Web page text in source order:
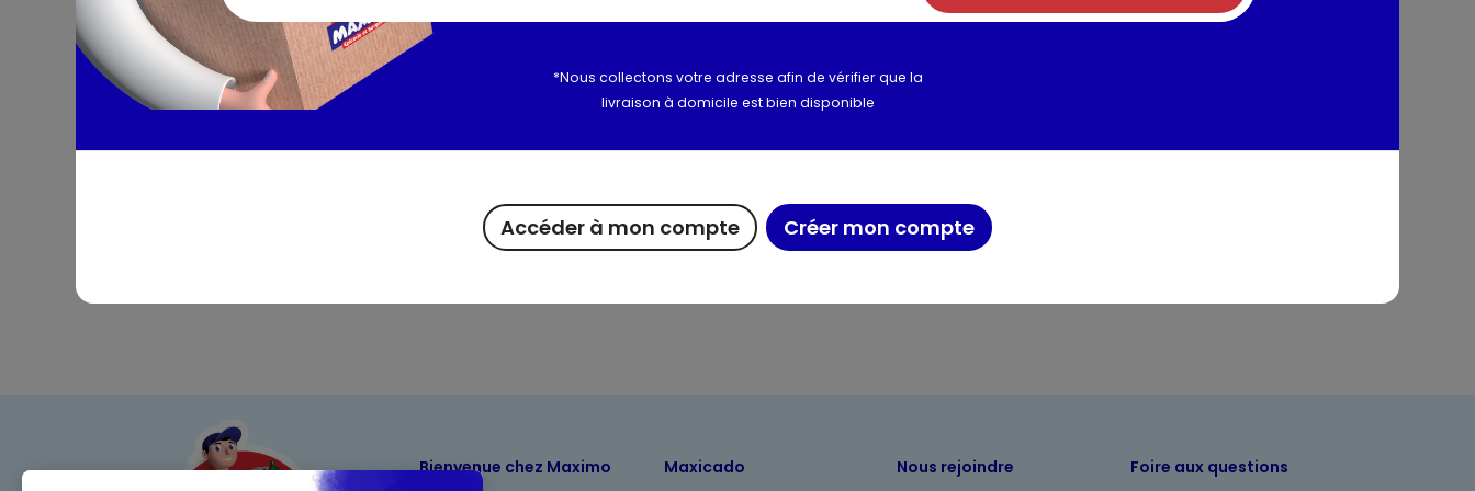
Utilisation et conservation
Iode (iodate de calcium anhydre) : 1.5mg
Zinc (sulfate de zinc monohydraté) : 125mg
Sélénium (sélénite de sodium) : 0.15mg
Informations complémentaires
Bienvenue chez Maximo
Maxicado
Nous rejoindre
Foire aux questions
*Nous collectons votre adresse afin de vérifier que la
livraison à domicile est bien disponible
Accéder à mon compte Créer mon compte